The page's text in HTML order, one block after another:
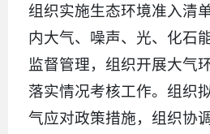
组织实施生态环境准入清
内大气、噪声、光、化石
监督管理，组织开展大气
落实情况考核工作。组织
气应对政策措施，组织协